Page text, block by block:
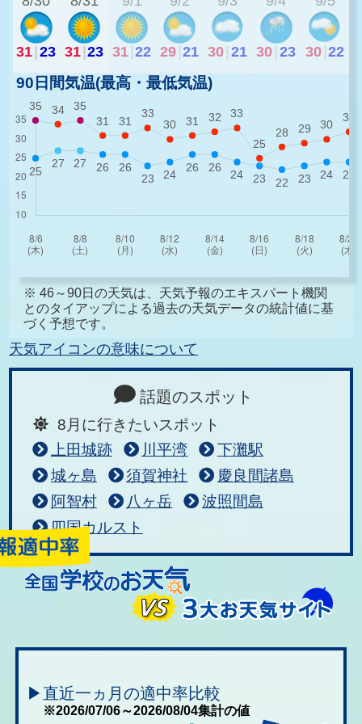
31|23 31|23 31 22 29 21 30 21 30 23 30 22
90日間気温(最高・最低気温)
※ 46～90日の天気は、天気予報のエキスパート機関
とのタイアップによる過去の天気データの統計値に基
づく予想です。
天気アイコンの意味について
話題のスポット
8月に行きたいスポット
上田城跡
川平湾
下灘駅
城ヶ島
須賀神社
慶良間諸島
阿智村
八ヶ岳
波照間島
四国カルスト
▶直近一ヵ月の適中率比較
※2026/07/06～2026/08/04集計の値